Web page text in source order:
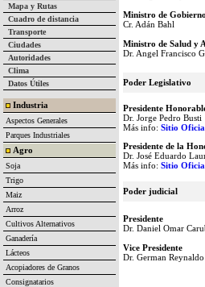
Mapa y Rutas
Cuadro de distancia
Transporte
Ciudades
Autoridades
Clima
Datos Útiles
Industria
Aspectos Generales
Parques Industriales
Agro
Soja
Trigo
Maiz
Arroz
Cultivos Alternativos
Ganadería
Lácteos
Acopiadores de Granos
Consignatarios
Ministro de
Cr. Adán Bahl
Ministro de Salud y
Dr. Angel Francisco
Poder Legislativo
Presidente
Dr. Jorge Pedro Busti
Más info: Sitio
Presidente de la
Dr. José Eduardo
Más info: Sitio
Poder judicial
Presidente
Dr. Daniel Omar
Vice Presidente
Dr. German